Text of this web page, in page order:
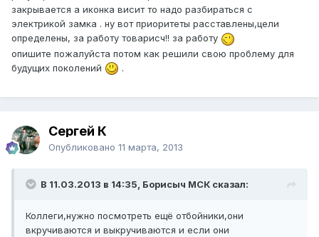
закрывается а иконка висит то надо разбираться с
электрикой замка . ну вот приоритеты расставлены,цели
определены, за работу товарисч!! за работу
опишите пожалуйста потом как решили свою проблему для
будущих поколений
.
Сергей К
Опубликовано 11 марта, 2013
В 11.03.2013 в 14:35, Борисыч МСК сказал:
Коллеги,нужно посмотреть ещё отбойники,они
вкручиваются и выкручиваются и если они